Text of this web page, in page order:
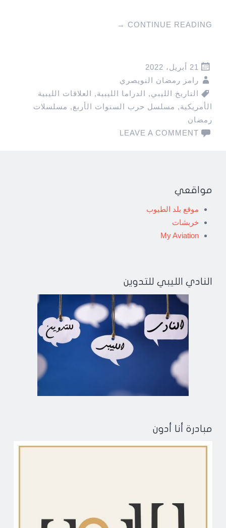
CONTINUE READING
→
21 أبريل، 2022
رامز رمضان النويصري
التاريخ الليبي, الدراما الليبية, العلاقات الليبية
الأمريكية, مسلسل حرب السنوات الأربع, مسلسلات
رمضان
LEAVE A COMMENT
مواقعي
موقع بلد الطيوب
خربشات
My Aviation
النادي الليبي للتدوين
مبادرة أنا أدون